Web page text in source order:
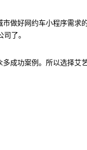
做好网约车小程序需求
了。
成功案例。所以选择艾